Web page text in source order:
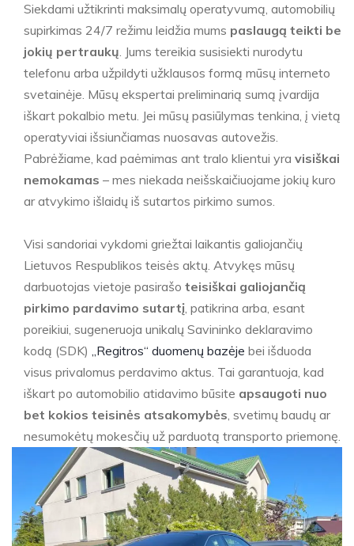
Siekdami užtikrinti maksimalų operatyvumą, automobilių
supirkimas 24/7 režimu leidžia mums paslaugą teikti be
jokių pertraukų. Jums tereikia susisiekti nurodytu
telefonu arba užpildyti užklausos formą mūsų interneto
svetainėje. Mūsų ekspertai preliminarią sumą įvardija
iškart pokalbio metu. Jei mūsų pasiūlymas tenkina, į vietą
operatyviai išsiunčiamas nuosavas autovežis.
Pabrėžiame, kad paėmimas ant tralo klientui yra visiškai
nemokamas – mes niekada neišskaičiuojame jokių kuro
ar atvykimo išlaidų iš sutartos pirkimo sumos.
Visi sandoriai vykdomi griežtai laikantis galiojančių
Lietuvos Respublikos teisės aktų. Atvykęs mūsų
darbuotojas vietoje pasirašo teisiškai galiojančią
pirkimo pardavimo sutartį, patikrina arba, esant
poreikiui, sugeneruoja unikalų Savininko deklaravimo
kodą (SDK) „Regitros“ duomenų bazėje bei išduoda
visus privalomus perdavimo aktus. Tai garantuoja, kad
iškart po automobilio atidavimo būsite apsaugoti nuo
bet kokios teisinės atsakomybės, svetimų baudų ar
nesumokėtų mokesčių už parduotą transporto priemonę.